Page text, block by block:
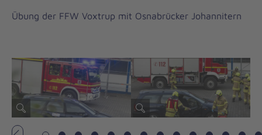
Übung der FFW Voxtrup mit Osnabrücker Johannitern